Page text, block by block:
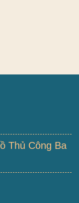
Thủ Công Ba